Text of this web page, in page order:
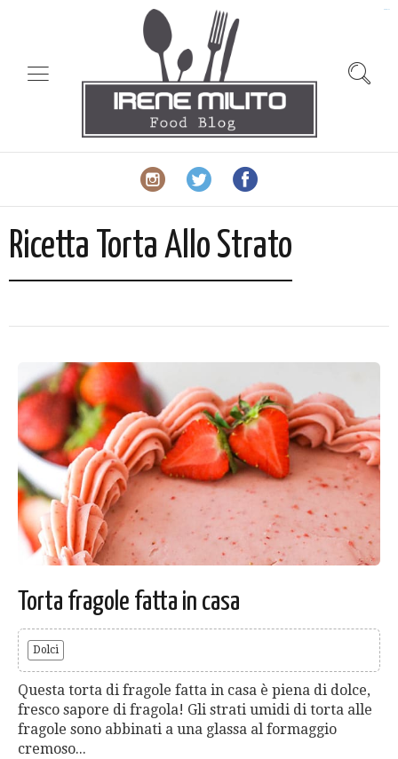
Ricetta Torta Allo Strato
Torta fragole fatta in casa
Dolci
Questa torta di fragole fatta in casa è piena di dolce,
fresco sapore di fragola! Gli strati umidi di torta alle
fragole sono abbinati a una glassa al formaggio
cremoso...